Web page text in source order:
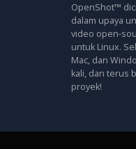
OpenShot™
dalam upaya
video open-
untuk Linux.
Mac, dan
kali, dan terus
proyek!